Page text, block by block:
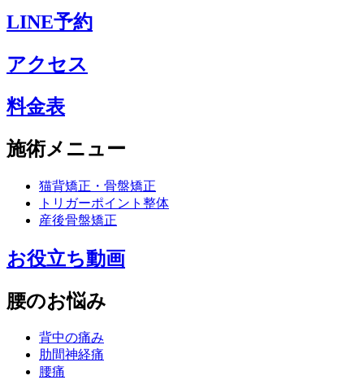
LINE予約
アクセス
料金表
施術メニュー
猫背矯正・骨盤矯正
トリガーポイント整体
産後骨盤矯正
お役立ち動画
腰のお悩み
背中の痛み
肋間神経痛
腰痛